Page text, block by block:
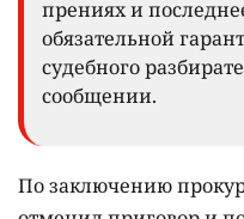
прениях и
обязательной
судебного
сообщении.
По заключению